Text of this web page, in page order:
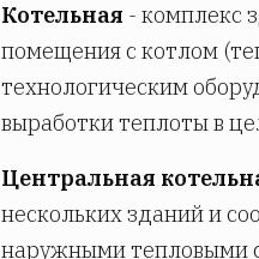
Котельная - комплекс
помещения с котлом
технологическим
выработки теплоты в
Центральная
нескольких зданий и
наружными тепловыми